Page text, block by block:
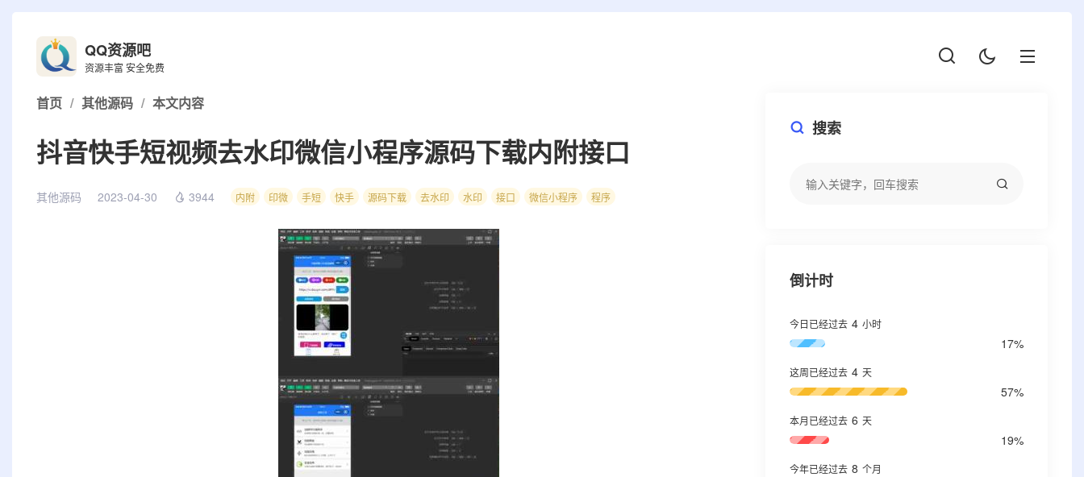
QQ资源吧
资源丰富 安全免费
首页 / 其他源码 / 本文内容
抖音快手短视频去水印微信小程序源码下载内附接口
其他源码 2023-04-30 3944 内附 印微 手短 快手 源码下载 去水印 水印 接口 微信小程序 程序
搜索
倒计时
今日已经过去 4 小时
17%
这周已经过去 4 天
57%
本月已经过去 6 天
19%
今年已经过去 8 个月